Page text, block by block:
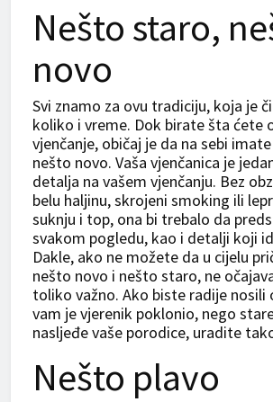
Nešto staro,
novo
Svi znamo za ovu tradiciju, koja je
koliko i vreme. Dok birate šta ćete
vjenčanje, običaj je da na sebi
nešto novo. Vaša vjenčanica je
detalja na vašem vjenčanju. Bez
belu haljinu, skrojeni smoking ili
suknju i top, ona bi trebalo da
svakom pogledu, kao i detalji koji
Dakle, ako ne možete da u cijelu
nešto novo i nešto staro, ne
toliko važno. Ako biste radije nosili
vam je vjerenik poklonio, nego
nasljeđe vaše porodice, uradite
Nešto plavo